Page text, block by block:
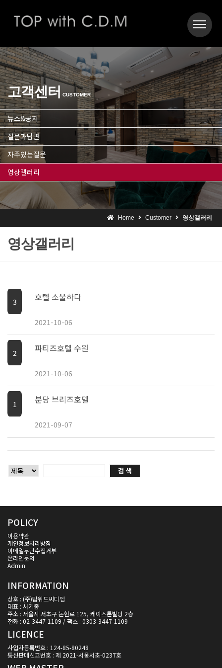
고객센터 CUSTOMER
뉴스&공지
질문과답변
자주있는질문
영상갤러리
Home Customer 영상갤러리
영상갤러리
3 호텔 소울하다
2021-10-06
2 파티즈호텔 수원
2021-10-06
1 분당 브리즈호텔
2021-09-07
POLICY
이용약관
개인정보처리방침
이메일무단수집거부
온라인문의
Admin
INFORMATION
상호 : (주)탑위드씨디엠
대표 : 서기종
주소 : 서울시 서초구 논현로 125, 케이스톤빌딩 2층
전화 : 02-3447-1109 / 팩스 : 0303-3447-1109
LICENCE
사업자등록번호 : 124-85-80248
통신판매신고번호 : 제 2021-서울서초-0237호